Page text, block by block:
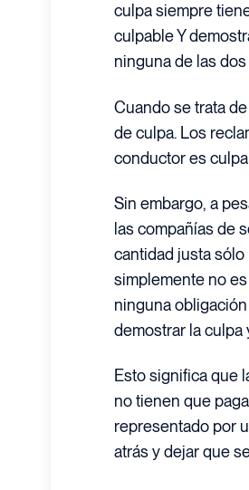
culpa siempre
culpable Y
ninguna de las
Cuando se trata
de culpa. Los
conductor es
Sin embargo, a
las compañías de
cantidad justa
simplemente no
ninguna
demostrar la culpa
Esto significa que
no tienen que
representado por
atrás y dejar que